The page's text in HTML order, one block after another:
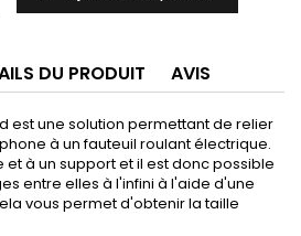
DU PRODUIT AVIS
est une solution permettant de relier
à un fauteuil roulant électrique.
et à un support et il est donc possible
entre elles à l'infini à l'aide d'une
vous permet d'obtenir la taille